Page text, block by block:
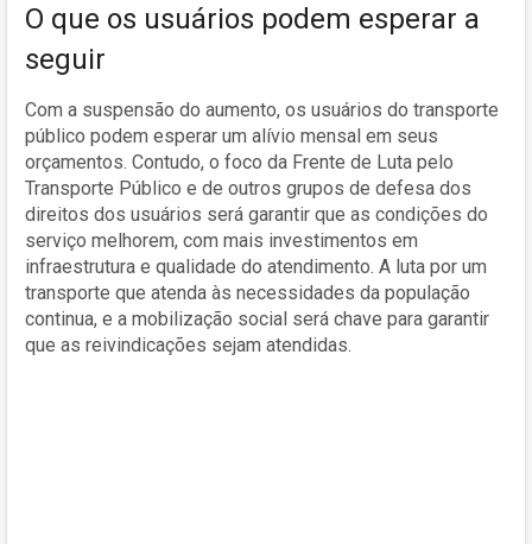
O que os usuários podem esperar a
seguir
Com a suspensão do aumento, os usuários do transporte
público podem esperar um alívio mensal em seus
orçamentos. Contudo, o foco da Frente de Luta pelo
Transporte Público e de outros grupos de defesa dos
direitos dos usuários será garantir que as condições do
serviço melhorem, com mais investimentos em
infraestrutura e qualidade do atendimento. A luta por um
transporte que atenda às necessidades da população
continua, e a mobilização social será chave para garantir
que as reivindicações sejam atendidas.